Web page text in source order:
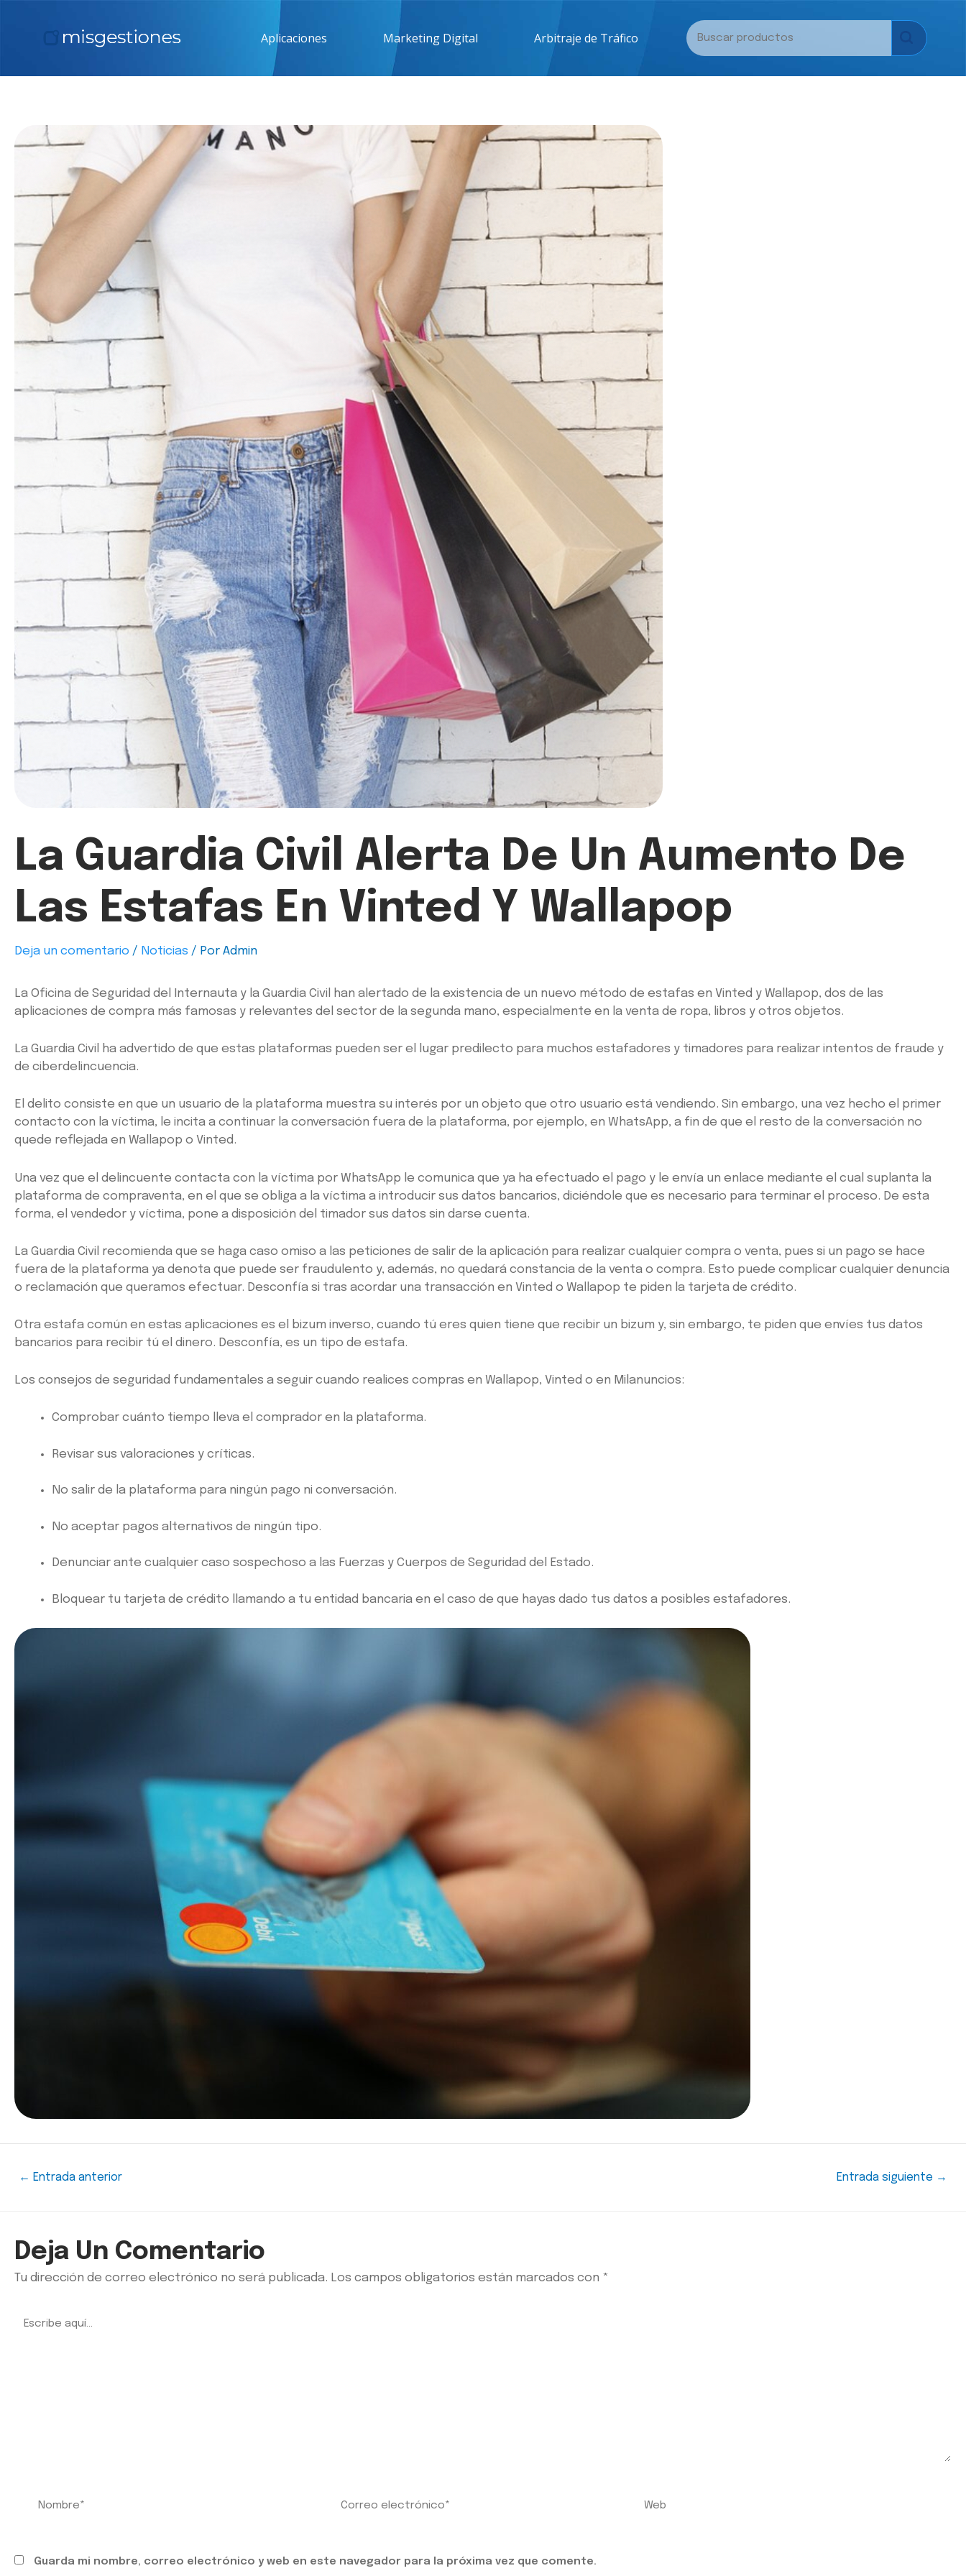
Aplicaciones Marketing Digital Arbitraje de Tráfico
La Guardia Civil Alerta De Un Aumento De
Las Estafas En Vinted Y Wallapop
Deja un comentario / Noticias / Por Admin
La Oficina de Seguridad del Internauta y la Guardia Civil han alertado de la existencia de un nuevo método de estafas en Vinted y Wallapop, dos de las
aplicaciones de compra más famosas y relevantes del sector de la segunda mano, especialmente en la venta de ropa, libros y otros objetos.
La Guardia Civil ha advertido de que estas plataformas pueden ser el lugar predilecto para muchos estafadores y timadores para realizar intentos de fraude y
de ciberdelincuencia.
El delito consiste en que un usuario de la plataforma muestra su interés por un objeto que otro usuario está vendiendo. Sin embargo, una vez hecho el primer
contacto con la víctima, le incita a continuar la conversación fuera de la plataforma, por ejemplo, en WhatsApp, a fin de que el resto de la conversación no
quede reflejada en Wallapop o Vinted.
Una vez que el delincuente contacta con la víctima por WhatsApp le comunica que ya ha efectuado el pago y le envía un enlace mediante el cual suplanta la
plataforma de compraventa, en el que se obliga a la víctima a introducir sus datos bancarios, diciéndole que es necesario para terminar el proceso. De esta
forma, el vendedor y víctima, pone a disposición del timador sus datos sin darse cuenta.
La Guardia Civil recomienda que se haga caso omiso a las peticiones de salir de la aplicación para realizar cualquier compra o venta, pues si un pago se hace
fuera de la plataforma ya denota que puede ser fraudulento y, además, no quedará constancia de la venta o compra. Esto puede complicar cualquier denuncia
o reclamación que queramos efectuar. Desconfía si tras acordar una transacción en Vinted o Wallapop te piden la tarjeta de crédito.
Otra estafa común en estas aplicaciones es el bizum inverso, cuando tú eres quien tiene que recibir un bizum y, sin embargo, te piden que envíes tus datos
bancarios para recibir tú el dinero. Desconfía, es un tipo de estafa.
Los consejos de seguridad fundamentales a seguir cuando realices compras en Wallapop, Vinted o en Milanuncios:
Comprobar cuánto tiempo lleva el comprador en la plataforma.
Revisar sus valoraciones y críticas.
No salir de la plataforma para ningún pago ni conversación.
No aceptar pagos alternativos de ningún tipo.
Denunciar ante cualquier caso sospechoso a las Fuerzas y Cuerpos de Seguridad del Estado.
Bloquear tu tarjeta de crédito llamando a tu entidad bancaria en el caso de que hayas dado tus datos a posibles estafadores.
← Entrada anterior Entrada siguiente →
Deja Un Comentario
Tu dirección de correo electrónico no será publicada. Los campos obligatorios están marcados con *
Guarda mi nombre, correo electrónico y web en este navegador para la próxima vez que comente.